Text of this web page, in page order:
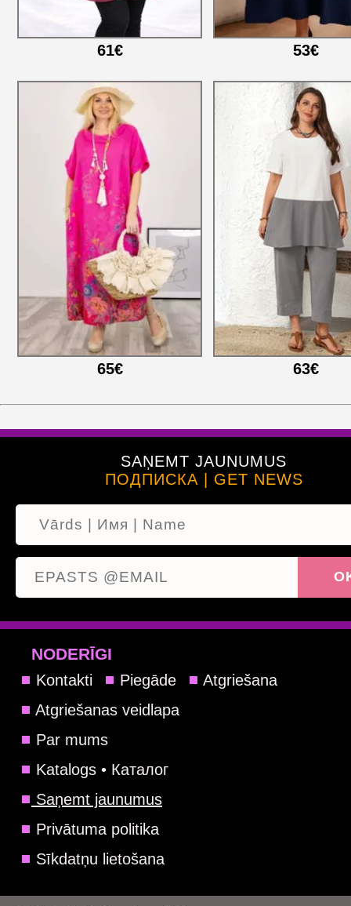
61€ 53€
65€ 63€
SAŅEMT JAUNUMUS
ПОДПИСКА | GET NEWS
NODERĪGI
Kontakti Piegāde
Atgriešana
Atgriešanas veidlapa
Par mums
Katalogs • Каталог
Saņemt jaunumus
Privātuma politika
Sīkdatņu lietošana